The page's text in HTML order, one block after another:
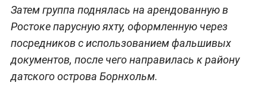
Затем группа поднялась на арендованную в
Ростоке парусную яхту, оформленную через
посредников с использованием фальшивых
документов, после чего направилась к району
датского острова Борнхольм.